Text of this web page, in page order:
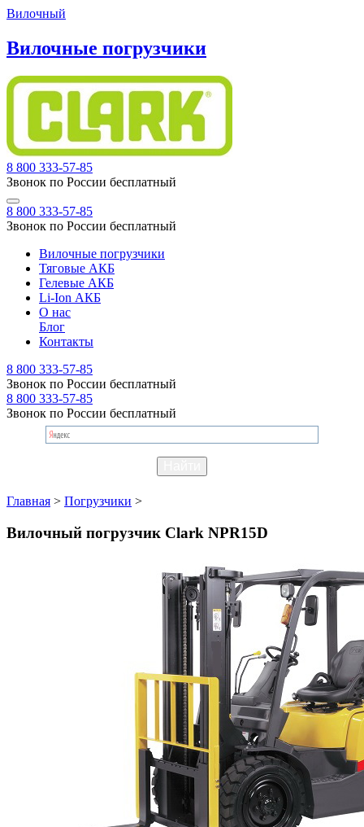
Вилочный
Вилочные погрузчики
8 800 333-57-85
Звонок по России бесплатный
8 800 333-57-85
Звонок по России бесплатный
Вилочные погрузчики
Тяговые АКБ
Гелевые АКБ
Li-Ion АКБ
О нас
Блог
Контакты
8 800 333-57-85
Звонок по России бесплатный
8 800 333-57-85
Звонок по России бесплатный
Главная > Погрузчики >
Вилочный погрузчик Clark NPR15D